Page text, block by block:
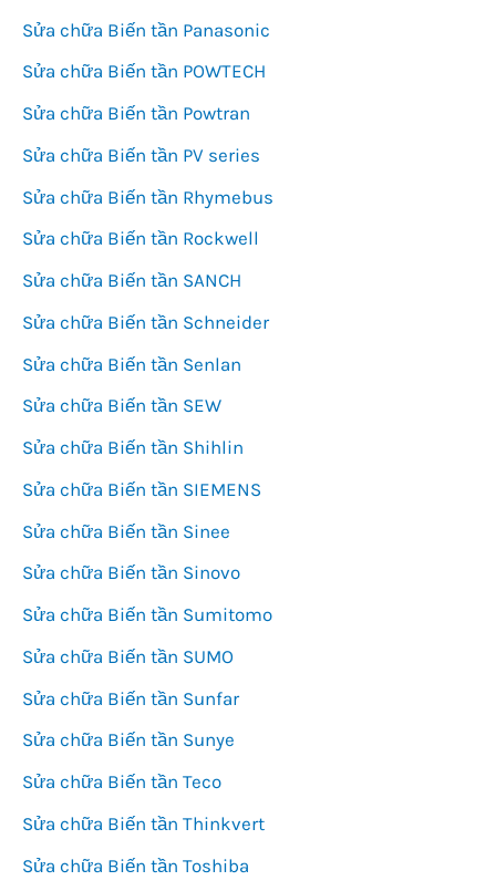
Sửa chữa Biến tần Panasonic
Sửa chữa Biến tần POWTECH
Sửa chữa Biến tần Powtran
Sửa chữa Biến tần PV series
Sửa chữa Biến tần Rhymebus
Sửa chữa Biến tần Rockwell
Sửa chữa Biến tần SANCH
Sửa chữa Biến tần Schneider
Sửa chữa Biến tần Senlan
Sửa chữa Biến tần SEW
Sửa chữa Biến tần Shihlin
Sửa chữa Biến tần SIEMENS
Sửa chữa Biến tần Sinee
Sửa chữa Biến tần Sinovo
Sửa chữa Biến tần Sumitomo
Sửa chữa Biến tần SUMO
Sửa chữa Biến tần Sunfar
Sửa chữa Biến tần Sunye
Sửa chữa Biến tần Teco
Sửa chữa Biến tần Thinkvert
Sửa chữa Biến tần Toshiba